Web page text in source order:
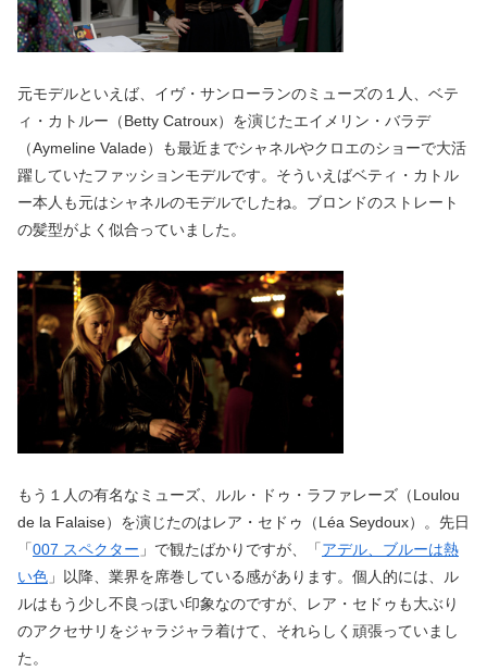
元モデルといえば、イヴ・サンローランのミューズの１人、ベテ
ィ・カトルー（Betty Catroux）を演じたエイメリン・バラデ
（Aymeline Valade）も最近までシャネルやクロエのショーで大活
躍していたファッションモデルです。そういえばベティ・カトル
ー本人も元はシャネルのモデルでしたね。ブロンドのストレート
の髪型がよく似合っていました。
もう１人の有名なミューズ、ルル・ドゥ・ラファレーズ（Loulou
de la Falaise）を演じたのはレア・セドゥ（Léa Seydoux）。先日
「007 スペクター 」で観たばかりですが、「アデル、ブルーは熱
い色 」以降、業界を席巻している感があります。個人的には、ル
ルはもう少し不良っぽい印象なのですが、レア・セドゥも大ぶり
のアクセサリをジャラジャラ着けて、それらしく頑張っていまし
た。